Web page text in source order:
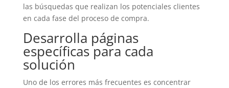
las búsquedas que realizan los potenciales clientes
en cada fase del proceso de compra.
Desarrolla páginas
específicas para cada
solución
Uno de los errores más frecuentes es concentrar